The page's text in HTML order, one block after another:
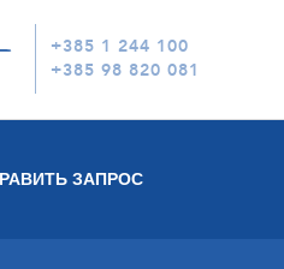
+385 1 244 100
+385 98 820 081
ЗАПРОС